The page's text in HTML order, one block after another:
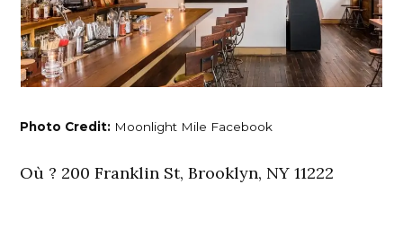
Photo Credit: Moonlight Mile Facebook
Où ? 200 Franklin St, Brooklyn, NY 11222